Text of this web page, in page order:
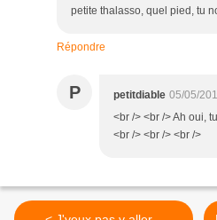
petite thalasso, quel pied, tu
Répondre
P petitdiable 05/05/
<br /> <br /> Ah oui,
<br /> <br /> <br />